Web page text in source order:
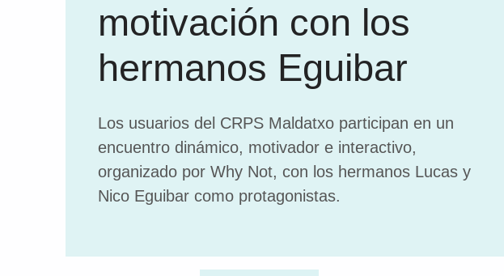
motivación con los
hermanos Eguibar
Los usuarios del CRPS Maldatxo participan en un
encuentro dinámico, motivador e interactivo,
organizado por Why Not, con los hermanos Lucas y
Nico Eguibar como protagonistas.